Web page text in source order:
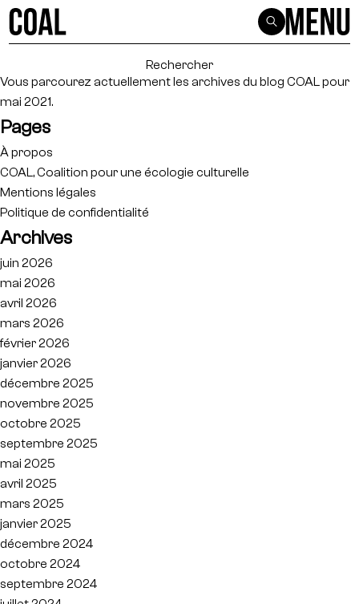
Vous parcourez actuellement les archives du blog COALpour
mai 2021.
Pages
À propos
COAL, Coalition pour une écologie culturelle
Mentions légales
Politique de confidentialité
Archives
juin 2026
mai 2026
avril 2026
mars 2026
février 2026
janvier 2026
décembre 2025
novembre 2025
octobre 2025
septembre 2025
mai 2025
avril 2025
mars 2025
janvier 2025
décembre 2024
octobre 2024
septembre 2024